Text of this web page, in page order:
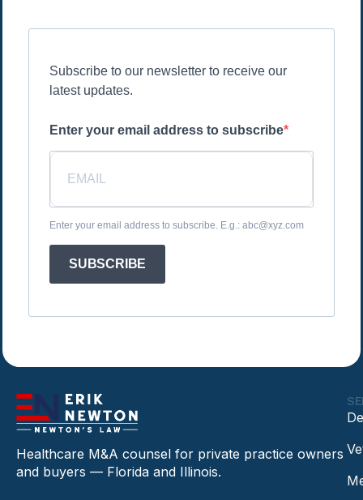
Subscribe to our newsletter to receive our
latest updates.
Enter your email address to subscribe
Enter your email address to subscribe. E.g.: abc@xyz.com
SUBSCRIBE
Healthcare M&A counsel for private practice owners
and buyers — Florida and Illinois.